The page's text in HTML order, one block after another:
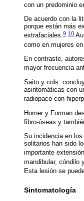
con un predominio
De acuerdo con la
porque están más
extrafaciales.9 10
como en mujeres
En contraste,
mayor frecuencia
Saito y cols.
asintomáticas con
radiopaco con
Horner y Forman
fibro-óseas y
Su incidencia en
solitarios han sido
importante
mandibular, cóndilo
Esta lesión se
Sintomatología